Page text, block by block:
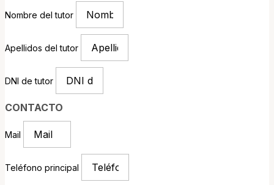
Nombre del tutor
Apellidos del tutor
DNI de tutor
CONTACTO
Mail
Teléfono principal